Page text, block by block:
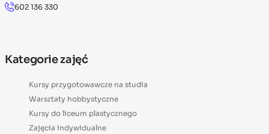
602 136 330
Kategorie zajęć
Kursy przygotowawcze na studia
Warsztaty hobbystyczne
Kursy do liceum plastycznego
Zajęcia indywidualne